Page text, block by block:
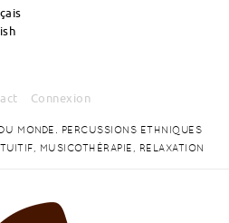
Connexion
MONDE. PERCUSSIONS ETHNIQUES
MUSICOTHÉRAPIE, RELAXATION